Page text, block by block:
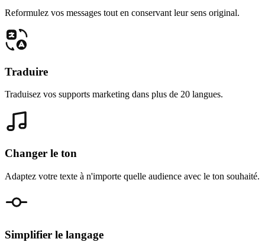
Reformulez vos messages tout en conservant leur sens original.
Traduire
Traduisez vos supports marketing dans plus de 20 langues.
Changer le ton
Adaptez votre texte à n'importe quelle audience avec le ton souhaité.
Simplifier le langage